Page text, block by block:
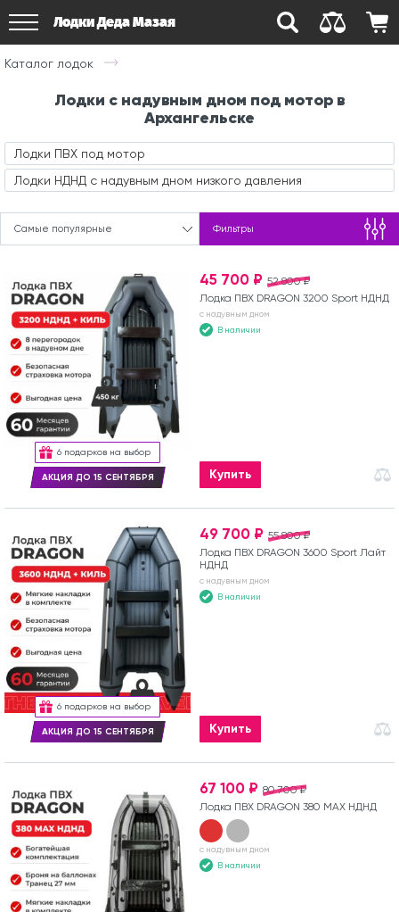
Лодки Деда Мазая
Каталог лодок
Лодки с надувным дном под мотор в
Архангельске
Лодки ПВХ под мотор
Лодки НДНД с надувным дном низкого давления
Самые популярные Фильтры
6 подарков на выбор
АКЦИЯ ДО 15 СЕНТЯБРЯ
52 800 ₽
45 700 ₽
Лодка ПВХ DRAGON 3200 Sport НДНД
с надувным дном
В наличии
Купить
6 подарков на выбор
АКЦИЯ ДО 15 СЕНТЯБРЯ
55 800 ₽
49 700 ₽
Лодка ПВХ DRAGON 3600 Sport Лайт
НДНД
с надувным дном
В наличии
Купить
80 700 ₽
67 100 ₽
Лодка ПВХ DRAGON 380 MAX НДНД
с надувным дном
В наличии